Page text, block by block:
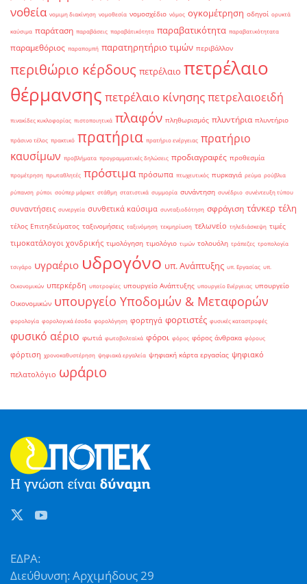
νοθεία νομιμη διακίνηση νομοθεσία νομοσχέδιο νόμος ογκομέτρηση οδηγοί ορυκτά
καύσιμα παράταση παραβάσεις παραβάτικότητα παραβατικότητα παραβατικότητατα
παραμεθόριος παραπομπή παρατηρητήριο τιμών περιβάλλον
περιθώριο κέρδους πετρέλαιο πετρέλαιο
θέρμανσης πετρέλαιο κίνησηςπετρελαιοειδή
πινακίδες κυκλοφορίας πιστοποιητικά πλαφόν πληθωρισμός πλυντήρια πλυντήριο
πράσινο τέλος πρακτικό πρατήρια πρατήριο ενέργειας πρατήριο
καυσίμων προβλήματα προγραμματικές δηλώσεις προδιαγραφές προθεσμία
προμέτρηση πρωταθλητές πρόστιμα πρόσωπα πτωχευτικός πυρκαγιά ρεύμα ρούβλια
ρύπανση ρύποι σούπερ μάρκετ στάθμη στατιστικά συμμορία συνάντηση συνέδριο συνέντευξη τύπου
συναντήσεις συνεργεία συνθετικά καύσιμα συνταξιοδότηση σφράγιση τάνκερ τέλη
τέλος Επιτηδεύματος ταξινομήσεις ταξινόμηση τεκμηρίωση τελωνείο τηλεδιάσκεψη τιμές
τιμοκατάλογοι χονδρικής τιμολόγηση τιμολόγιο τιμών τολουόλη τράπεζες τροπολογία
τσιγάρο υγραέριο υδρογόνο υπ. Ανάπτυξης υπ. Εργασίας υπ.
Οικονομικών υπερκέρδη υποτροφίες υπουργείο Ανάπτυξης υπουργείο Ενέργειας υπουργείο
Οικονομικών υπουργείο Υποδομών & Μεταφορών
φορολογία φορολογικά έσοδα φορολόγηση φορτηγά φορτιστές φυσικές καταστροφές
φυσικό αέριο φωτιά φωτοβολταϊκά φόροι φόρος φόρος άνθρακα φόρους
φόρτιση χρονοκαθυστέρηση ψηφιακά εργαλεία ψηφιακή κάρτα εργασίας ψηφιακό
πελατολόγιο ωράριο
ΕΔΡΑ:
Διεύθυνση: Αρχιμήδους 29